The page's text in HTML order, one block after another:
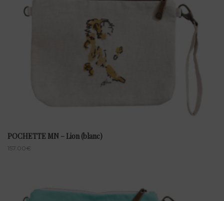
POCHETTE MN – Lion (blanc)
157.00€